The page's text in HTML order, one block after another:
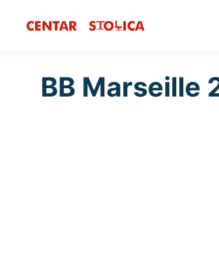
BB Marseille